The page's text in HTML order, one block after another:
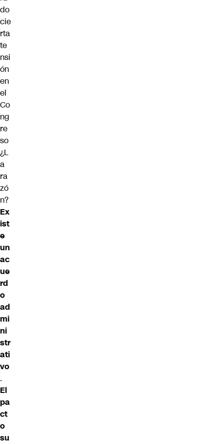
do
cie
rta
te
nsi
ón
en
el
Co
ng
re
so
¿L
a
ra
zó
n?
Ex
ist
e
un
ac
ue
rd
o
ad
mi
ni
str
ati
vo
.
El
pa
ct
o
su